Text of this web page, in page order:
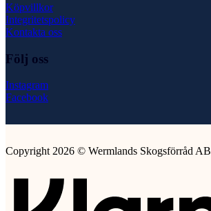
Köpvillkor
Integritetspolicy
Kontakta oss
Följ oss
Instagram
Facebook
Copyright 2026 © Wermlands Skogsförråd AB